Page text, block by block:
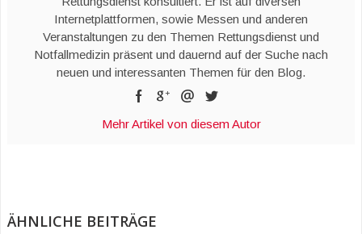
Internetplattformen, sowie Messen und anderen
Veranstaltungen zu den Themen Rettungsdienst und
Notfallmedizin präsent und dauernd auf der Suche nach
neuen und interessanten Themen für den Blog.
Mehr Artikel von diesem Autor
ÄHNLICHE BEITRÄGE